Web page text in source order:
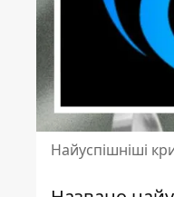
Найуспішніші